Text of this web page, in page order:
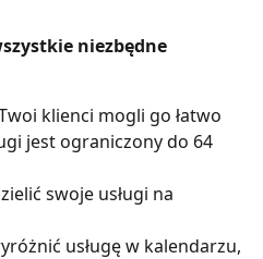
niezbędne
klienci mogli go łatwo
jest ograniczony do 64
swoje usługi na
usługę w kalendarzu,